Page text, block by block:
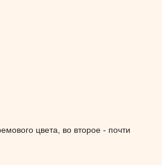
цвета, во второе - почти